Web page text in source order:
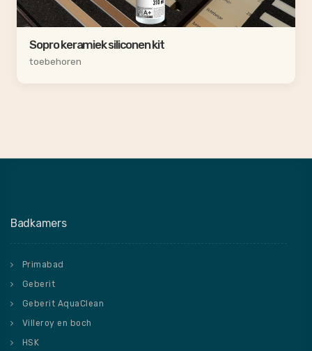
Sopro keramiek siliconen kit
toebehoren
Badkamers
Primabad
Geberit
Geberit AquaClean
Villeroy en boch
HSK